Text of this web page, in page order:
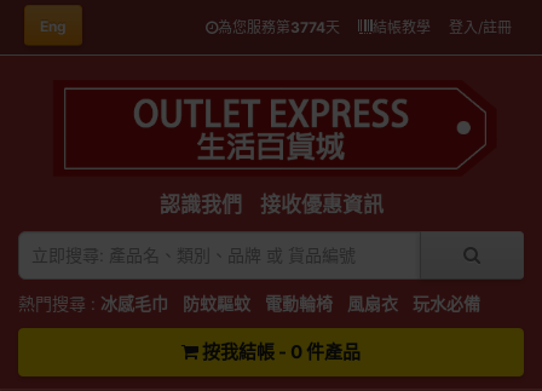
Eng 為您服務第3774天 結帳教學 登入/註冊
認識我們 接收優惠資訊
熱門搜尋 : 冰感毛巾 防蚊驅蚊 電動輪椅 風扇衣 玩水必備
按我結帳 - 0 件產品